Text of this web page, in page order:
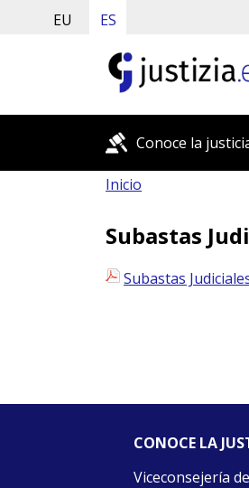
EU ES
Conoce la
Inicio
Subastas
Subastas
CONOCE LA
Viceconsejería